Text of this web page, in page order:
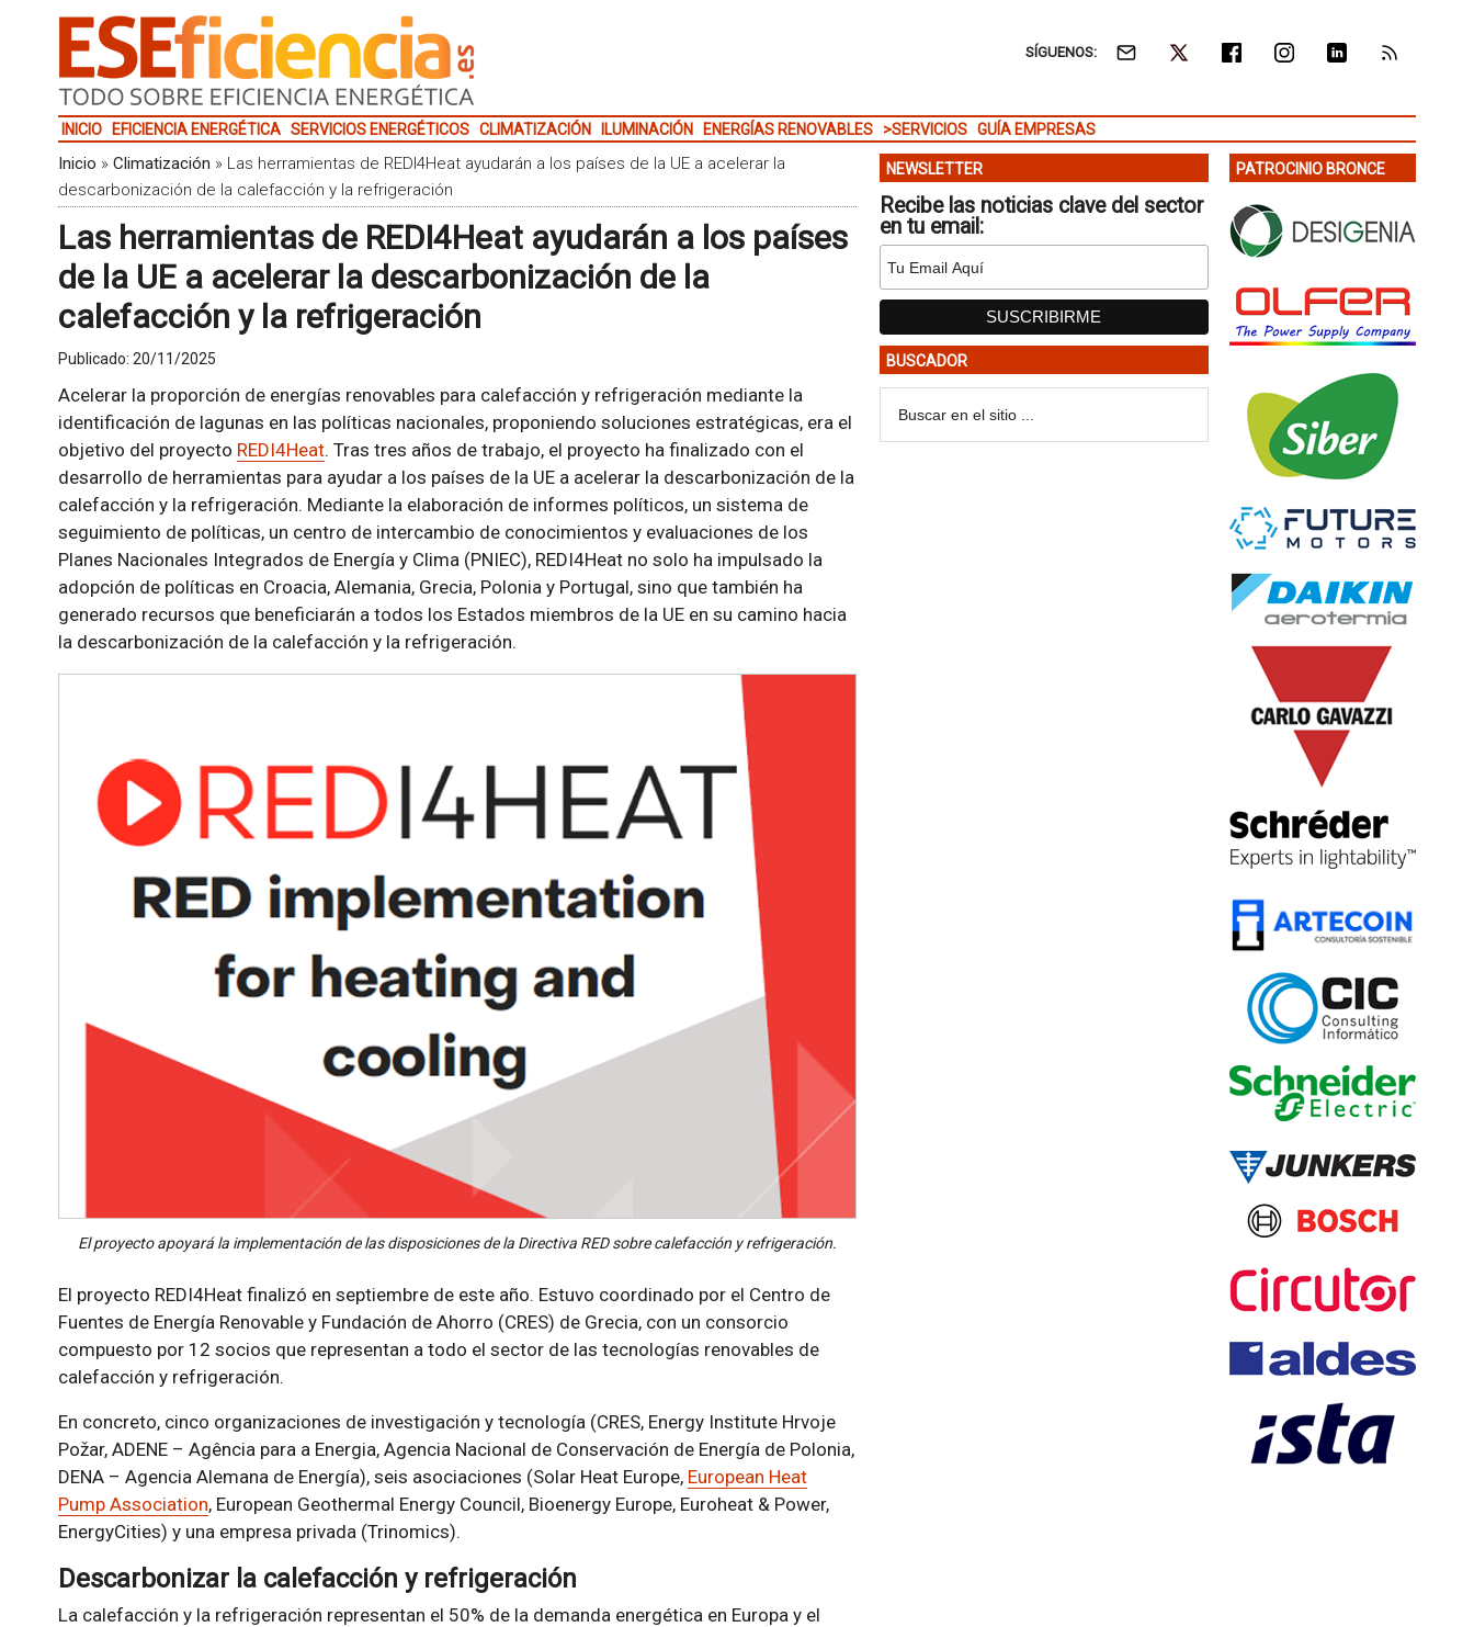
SÍGUENOS:
INICIO EFICIENCIA ENERGÉTICA SERVICIOS ENERGÉTICOS CLIMATIZACIÓN ILUMINACIÓN ENERGÍAS RENOVABLES >SERVICIOS GUÍA EMPRESAS
Inicio » Climatización » Las herramientas de REDI4Heat ayudarán a los países de la UE a acelerar la
descarbonización de la calefacción y la refrigeración
Las herramientas de REDI4Heat ayudarán a los países
de la UE a acelerar la descarbonización de la
calefacción y la refrigeración
Publicado: 20/11/2025
Acelerar la proporción de energías renovables para calefacción y refrigeración mediante la
identificación de lagunas en las políticas nacionales, proponiendo soluciones estratégicas, era el
objetivo del proyecto REDI4Heat. Tras tres años de trabajo, el proyecto ha finalizado con el
desarrollo de herramientas para ayudar a los países de la UE a acelerar la descarbonización de la
calefacción y la refrigeración. Mediante la elaboración de informes políticos, un sistema de
seguimiento de políticas, un centro de intercambio de conocimientos y evaluaciones de los
Planes Nacionales Integrados de Energía y Clima (PNIEC), REDI4Heat no solo ha impulsado la
adopción de políticas en Croacia, Alemania, Grecia, Polonia y Portugal, sino que también ha
generado recursos que beneficiarán a todos los Estados miembros de la UE en su camino hacia
la descarbonización de la calefacción y la refrigeración.
El proyecto apoyará la implementación de las disposiciones de la Directiva RED sobre calefacción y refrigeración.
El proyecto REDI4Heat finalizó en septiembre de este año. Estuvo coordinado por el Centro de
Fuentes de Energía Renovable y Fundación de Ahorro (CRES) de Grecia, con un consorcio
compuesto por 12 socios que representan a todo el sector de las tecnologías renovables de
calefacción y refrigeración.
En concreto, cinco organizaciones de investigación y tecnología (CRES, Energy Institute Hrvoje
Požar, ADENE – Agência para a Energia, Agencia Nacional de Conservación de Energía de Polonia,
DENA – Agencia Alemana de Energía), seis asociaciones (Solar Heat Europe, European Heat
Pump Association, European Geothermal Energy Council, Bioenergy Europe, Euroheat & Power,
EnergyCities) y una empresa privada (Trinomics).
Descarbonizar la calefacción y refrigeración
La calefacción y la refrigeración representan el 50% de la demanda energética en Europa y el
NEWSLETTER
Recibe las noticias clave del sector
en tu email:
BUSCADOR
PATROCINIO BRONCE